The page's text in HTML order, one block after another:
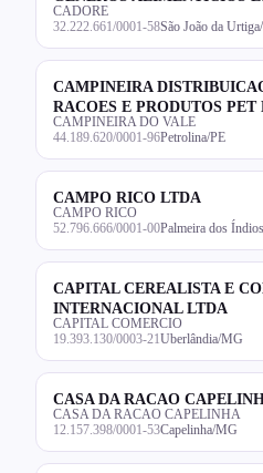
CADORE
32.222.661/0001-58São João da
CAMPINEIRA
RACOES E PRODUTOS PET
CAMPINEIRA DO VALE
44.189.620/0001-96Petrolina/PE
CAMPO RICO LTDA
CAMPO RICO
52.796.666/0001-00Palmeira dos
CAPITAL CEREALISTA E
INTERNACIONAL LTDA
CAPITAL COMERCIO
19.393.130/0003-21 Uberlândia/MG
CASA DA RACAO
CASA DA RACAO CAPELINHA
12.157.398/0001-53Capelinha/MG